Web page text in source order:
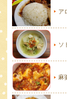
ア
ソ
麻